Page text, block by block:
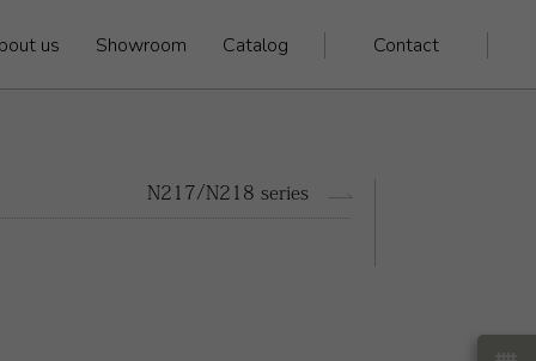
us Showroom Catalog Contact
N217/N218 series